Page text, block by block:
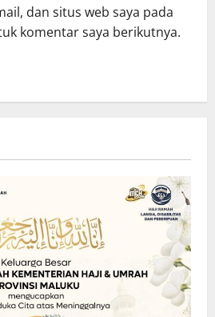
dan situs web saya pada
komentar saya berikutnya.